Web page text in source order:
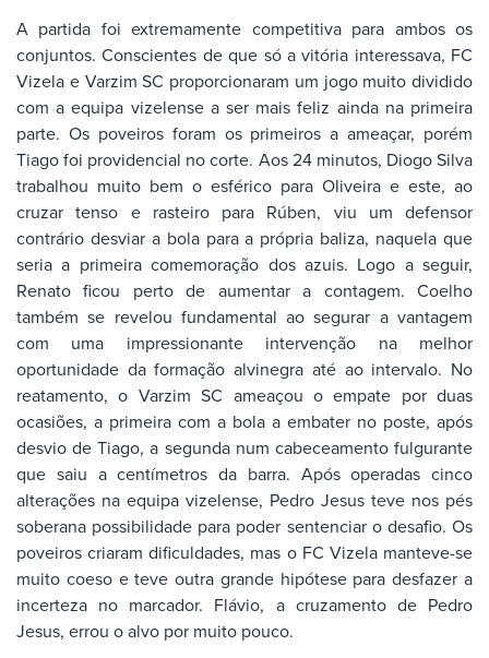
A partida foi extremamente competitiva para ambos os
conjuntos. Conscientes de que só a vitória interessava, FC
Vizela e Varzim SC proporcionaram um jogo muito dividido
com a equipa vizelense a ser mais feliz ainda na primeira
parte. Os poveiros foram os primeiros a ameaçar, porém
Tiago foi providencial no corte. Aos 24 minutos, Diogo Silva
trabalhou muito bem o esférico para Oliveira e este, ao
cruzar tenso e rasteiro para Rúben, viu um defensor
contrário desviar a bola para a própria baliza, naquela que
seria a primeira comemoração dos azuis. Logo a seguir,
Renato ficou perto de aumentar a contagem. Coelho
também se revelou fundamental ao segurar a vantagem
com uma impressionante intervenção na melhor
oportunidade da formação alvinegra até ao intervalo. No
reatamento, o Varzim SC ameaçou o empate por duas
ocasiões, a primeira com a bola a embater no poste, após
desvio de Tiago, a segunda num cabeceamento fulgurante
que saiu a centímetros da barra. Após operadas cinco
alterações na equipa vizelense, Pedro Jesus teve nos pés
soberana possibilidade para poder sentenciar o desafio. Os
poveiros criaram dificuldades, mas o FC Vizela manteve-se
muito coeso e teve outra grande hipótese para desfazer a
incerteza no marcador. Flávio, a cruzamento de Pedro
Jesus, errou o alvo por muito pouco.